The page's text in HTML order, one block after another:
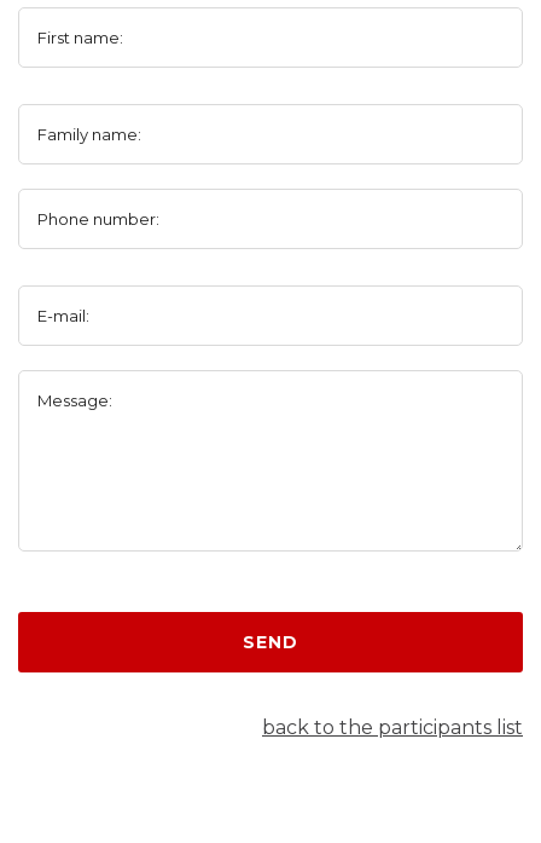
First name:
Family name:
Phone number:
E-mail:
Message:
SEND
back to the participants list